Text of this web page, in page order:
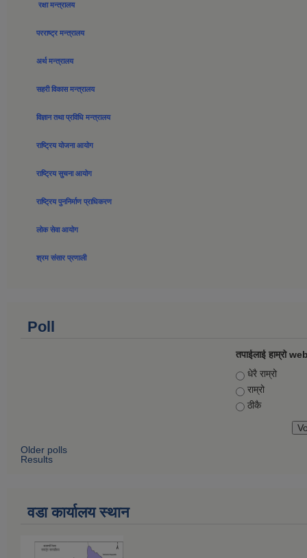
रक्षा मन्त्रालय
परराष्ट्र मन्त्रालय
अर्थ मन्त्रालय
सहरी विकास मन्त्रालय
विज्ञान तथा प्रविधि मन्त्रालय
राष्ट्रिय योजना आयोग
राष्ट्रिय सुचना आयोग
राष्ट्रिय पुननिर्माण प्राधिकरण
लोक सेवा आयोग
श्रम संसार प्रणाली
Poll
तपाईलाई हाम्रो
Choices
धेरै राम्रो
राम्रो
ठीकै
Older polls
Results
वडा कार्यालय स्थान